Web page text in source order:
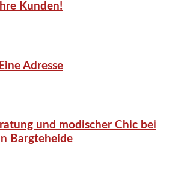
Kunden!
Adresse
und modischer Chic bei
Bargteheide